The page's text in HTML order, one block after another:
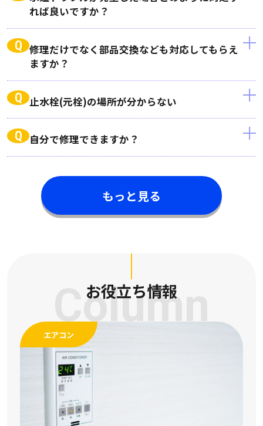
れば良いですか？
Q 修理だけでなく部品交換なども対応してもらえ
ますか？
Q 止水栓(元栓)の場所が分からない
Q 自分で修理できますか？
もっと見る
Column
お役立ち情報
エアコン